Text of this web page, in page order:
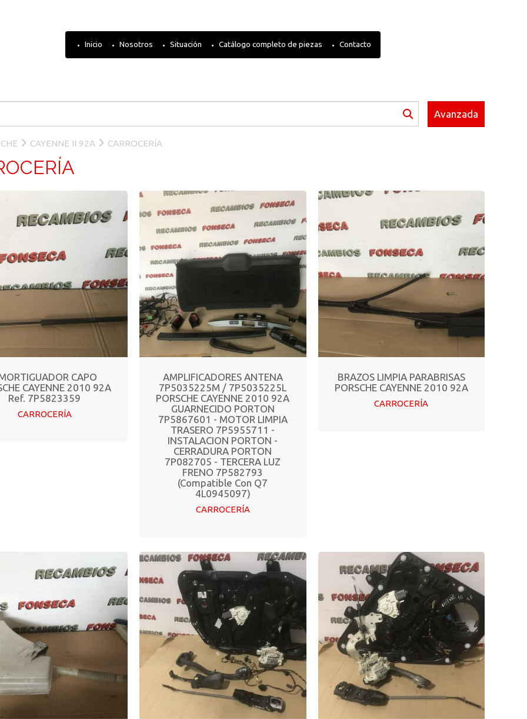
Inicio Nosotros Situación Catálogo completo de piezas Contacto
Avanzada
CAYENNE II 92A CARROCERÍA
CAPO
CAYENNE 2010 92A
Ref. 7P5823359
CARROCERÍA
AMPLIFICADORES ANTENA
7P5035225M / 7P5035225L
PORSCHE CAYENNE 2010 92A
GUARNECIDO PORTON
7P5867601 - MOTOR LIMPIA
TRASERO 7P5955711 -
INSTALACION PORTON -
CERRADURA PORTON
7P082705 - TERCERA LUZ
FRENO 7P582793
(Compatible Con Q7
4L0945097)
CARROCERÍA
BRAZOS LIMPIA PARABRISAS
PORSCHE CAYENNE 2010 92A
CARROCERÍA